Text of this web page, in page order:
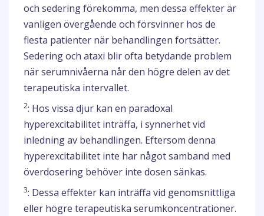
och sedering förekomma, men dessa effekter är
vanligen övergående och försvinner hos de
flesta patienter när behandlingen fortsätter.
Sedering och ataxi blir ofta betydande problem
när serumnivåerna når den högre delen av det
terapeutiska intervallet.
2: Hos vissa djur kan en paradoxal
hyperexcitabilitet inträffa, i synnerhet vid
inledning av behandlingen. Eftersom denna
hyperexcitabilitet inte har något samband med
överdosering behöver inte dosen sänkas.
3: Dessa effekter kan inträffa vid genomsnittliga
eller högre terapeutiska serumkoncentrationer.